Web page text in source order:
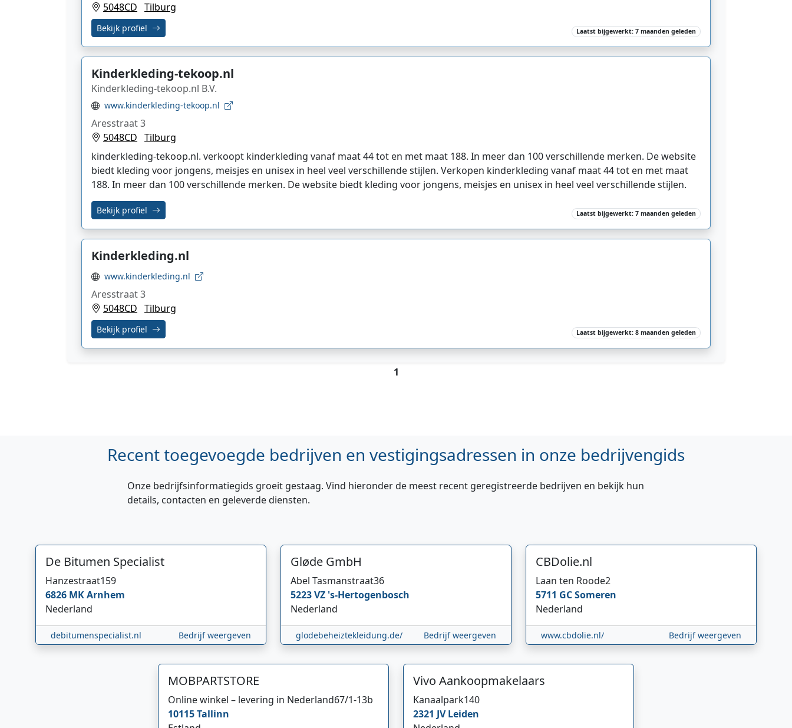
5048CD Tilburg
Bekijk profiel Laatst bijgewerkt: 7 maanden geleden
Kinderkleding-tekoop.nl
Kinderkleding-tekoop.nl B.V.
www.kinderkleding-tekoop.nl
Aresstraat 3
5048CD Tilburg
kinderkleding-tekoop.nl. verkoopt kinderkleding vanaf maat 44 tot en met maat 188. In meer dan 100 verschillende merken. De website
biedt kleding voor jongens, meisjes en unisex in heel veel verschillende stijlen. Verkopen kinderkleding vanaf maat 44 tot en met maat
188. In meer dan 100 verschillende merken. De website biedt kleding voor jongens, meisjes en unisex in heel veel verschillende stijlen.
Bekijk profiel Laatst bijgewerkt: 7 maanden geleden
Kinderkleding.nl
www.kinderkleding.nl
Aresstraat 3
5048CD Tilburg
Bekijk profiel Laatst bijgewerkt: 8 maanden geleden
1
Recent toegevoegde bedrijven en vestigingsadressen in onze bedrijvengids
Onze bedrijfsinformatiegids groeit gestaag. Vind hieronder de meest recent geregistreerde bedrijven en bekijk hun
details, contacten en geleverde diensten.
De Bitumen Specialist
Hanzestraat159
6826 MKArnhem
Nederland
debitumenspecialist.nl Bedrijf weergeven
Gløde GmbH
Abel Tasmanstraat36
5223 VZ 's-Hertogenbosch
Nederland
glodebeheiztekleidung.de/ Bedrijf weergeven
CBDolie.nl
Laan ten Roode2
5711 GCSomeren
Nederland
www.cbdolie.nl/ Bedrijf weergeven
MOBPARTSTORE
Online winkel – levering in Nederland67/1-13b
10115Tallinn
Vivo Aankoopmakelaars
Kanaalpark140
2321 JVLeiden